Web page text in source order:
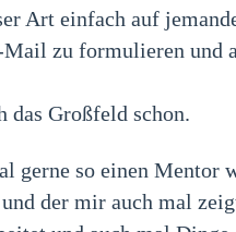
Art einfach auf
zu formulieren und
das Großfeld schon.
gerne so einen Mentor
der mir auch mal